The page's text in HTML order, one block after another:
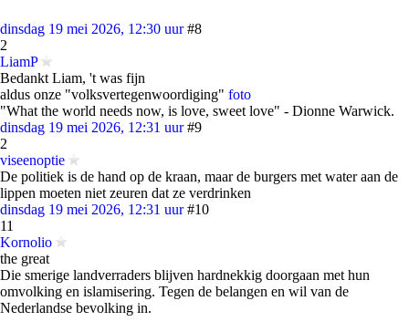
dinsdag 19 mei 2026, 12:30 uur #8
2
LiamP
Bedankt Liam, 't was fijn
aldus onze "volksvertegenwoordiging" foto
"What the world needs now, is love, sweet love" - Dionne Warwick.
dinsdag 19 mei 2026, 12:31 uur #9
2
viseenoptie
De politiek is de hand op de kraan, maar de burgers met water aan de
lippen moeten niet zeuren dat ze verdrinken
dinsdag 19 mei 2026, 12:31 uur #10
11
Kornolio
the great
Die smerige landverraders blijven hardnekkig doorgaan met hun
omvolking en islamisering. Tegen de belangen en wil van de
Nederlandse bevolking in.